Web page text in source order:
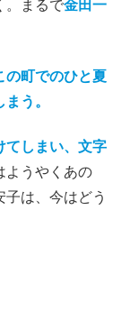
。まるで金田一
の町でのひと夏
う。
てしまい、文字
ようやくあの
は、今はどう